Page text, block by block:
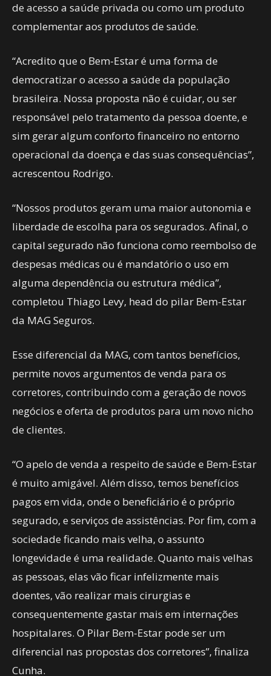
de acesso a saúde privada ou como um produto
complementar aos produtos de saúde.
“Acredito que o Bem-Estar é uma forma de
democratizar o acesso a saúde da população
brasileira. Nossa proposta não é cuidar, ou ser
responsável pelo tratamento da pessoa doente, e
sim gerar algum conforto financeiro no entorno
operacional da doença e das suas consequências”,
acrescentou Rodrigo.
“Nossos produtos geram uma maior autonomia e
liberdade de escolha para os segurados. Afinal, o
capital segurado não funciona como reembolso de
despesas médicas ou é mandatório o uso em
alguma dependência ou estrutura médica”,
completou Thiago Levy, head do pilar Bem-Estar
da MAG Seguros.
Esse diferencial da MAG, com tantos benefícios,
permite novos argumentos de venda para os
corretores, contribuindo com a geração de novos
negócios e oferta de produtos para um novo nicho
de clientes.
“O apelo de venda a respeito de saúde e Bem-Estar
é muito amigável. Além disso, temos benefícios
pagos em vida, onde o beneficiário é o próprio
segurado, e serviços de assistências. Por fim, com a
sociedade ficando mais velha, o assunto
longevidade é uma realidade. Quanto mais velhas
as pessoas, elas vão ficar infelizmente mais
doentes, vão realizar mais cirurgias e
consequentemente gastar mais em internações
hospitalares. O Pilar Bem-Estar pode ser um
diferencial nas propostas dos corretores”, finaliza
Cunha.